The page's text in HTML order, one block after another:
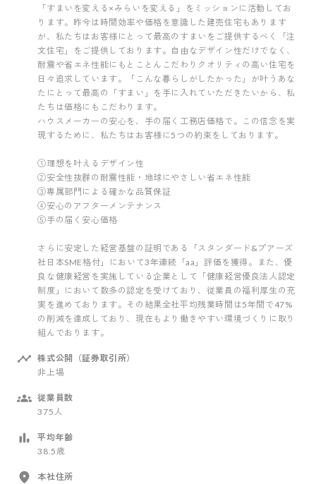
「すまいを変える×みらいを変える」をミッションに活動してお
ります。昨今は時間効率や価格を意識した建売住宅もあります
が、私たちはお客様にとって最高のすまいをご提供するべく「注
文住宅」をご提供しております。自由なデザイン性だけでなく、
耐震や省エネ性能にもとことんこだわりクオリティの高い住宅を
日々追求しています。「こんな暮らしがしたかった」が叶うあな
たにとって最高の「すまい」を手に入れていただきたいから、私
たちは価格にもこだわります。
ハウスメーカーの安心を、手の届く工務店価格で。この信念を実
現するために、私たちはお客様に5つの約束をしております。
①理想を叶えるデザイン性
②安全性抜群の耐震性能・地球にやさしい省エネ性能
③専属部門による確かな品質保証
④安心のアフターメンテナンス
⑤手の届く安心価格
さらに安定した経営基盤の証明である「スタンダード&プアーズ
社日本SME格付」において3年連続「aa」評価を獲得。また、優
良な健康経営を実施している企業として「健康経営優良法人認定
制度」において数多の認定を受けており、従業員の福利厚生の充
実を進めております。その結果全社平均残業時間は5年間で47%
の削減を達成しており、現在もより働きやすい環境づくりに取り
組んでおります。
株式公開（証券取引所）
非上場
従業員数
375人
平均年齢
38.5歳
本社住所